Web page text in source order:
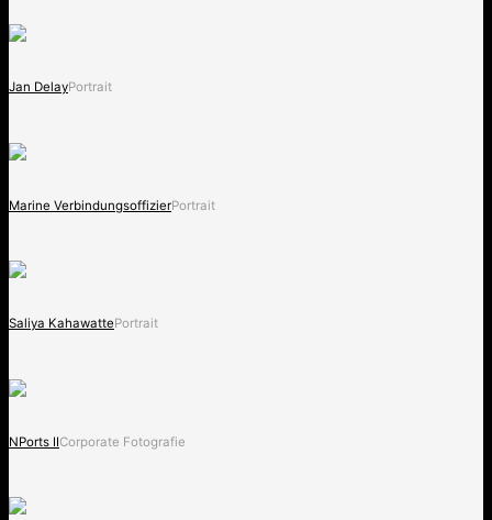
Jan DelayPortrait
Marine VerbindungsoffizierPortrait
Saliya KahawattePortrait
NPorts IICorporate Fotografie